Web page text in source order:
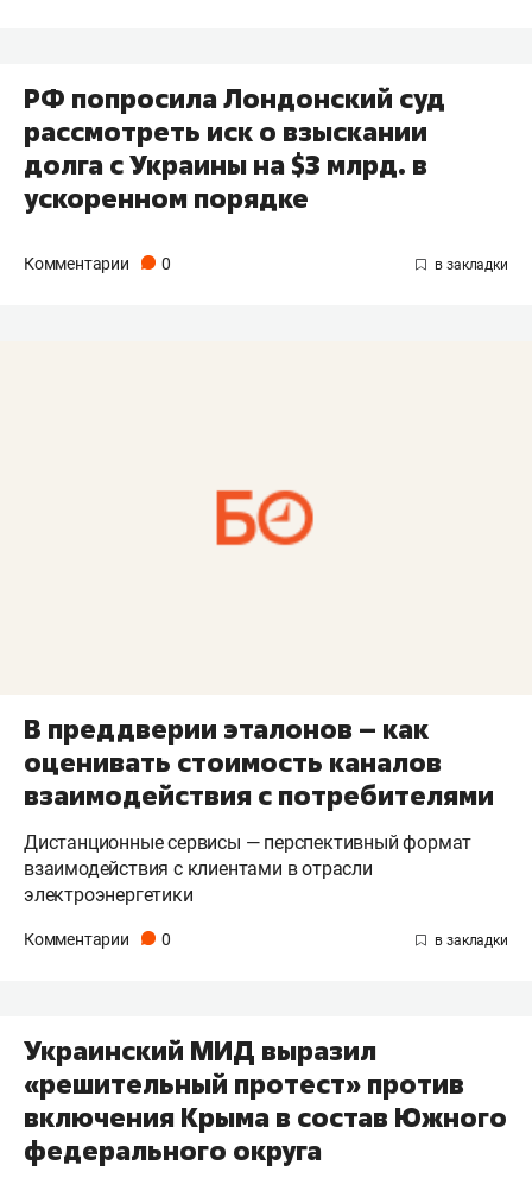
РФ попросила Лондонский суд
рассмотреть иск о взыскании
долга с Украины на $3 млрд. в
ускоренном порядке
Комментарии 0
В преддверии эталонов – как
оценивать стоимость каналов
взаимодействия с потребителями
Дистанционные сервисы — перспективный формат
взаимодействия с клиентами в отрасли
электроэнергетики
Комментарии 0
​Украинский МИД выразил
«решительный протест» против
включения Крыма в состав Южного
федерального округа